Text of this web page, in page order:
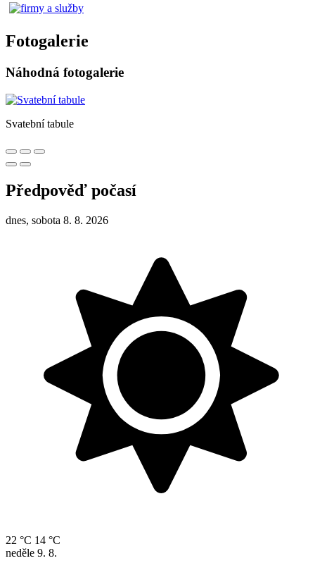
Fotogalerie
Náhodná fotogalerie
Svatební tabule
Předpověď počasí
dnes, sobota 8. 8. 2026
22 °C 14 °C
neděle 9. 8.